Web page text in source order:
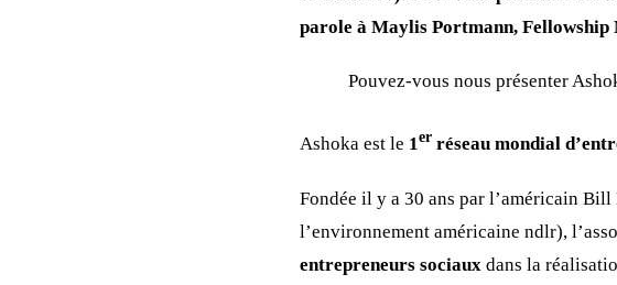
parole à Maylis Portmann, Fellowship
Pouvez-vous nous présenter
Ashoka est le 1 er réseau mondial
Fondée il y a 30 ans par l’américain
l’environnement américaine ndlr),
entrepreneurs sociaux dans la